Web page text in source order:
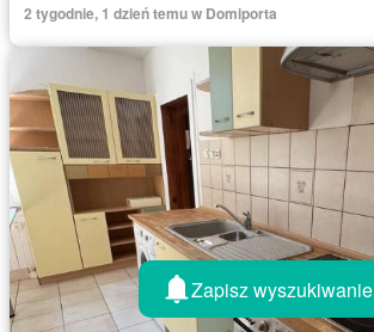
2 tygodnie, 1 dzień temu w Domiporta
Zapisz wyszukiwanie